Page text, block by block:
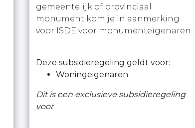
gemeentelijk of provinciaal
monument kom je in aanmerking
voor ISDE voor monumenteigenaren.
Deze subsidieregeling geldt voor:
Woningeigenaren
Dit is een exclusieve subsidieregeling
voor